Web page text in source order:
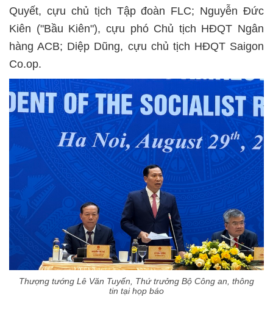
Quyết, cựu chủ tịch Tập đoàn FLC; Nguyễn Đức
Kiên ("Bầu Kiên"), cựu phó Chủ tịch HĐQT Ngân
hàng ACB; Diệp Dũng, cựu chủ tịch HĐQT Saigon
Co.op.
Thượng tướng Lê Văn Tuyến, Thứ trưởng Bộ Công an, thông
tin tại họp báo